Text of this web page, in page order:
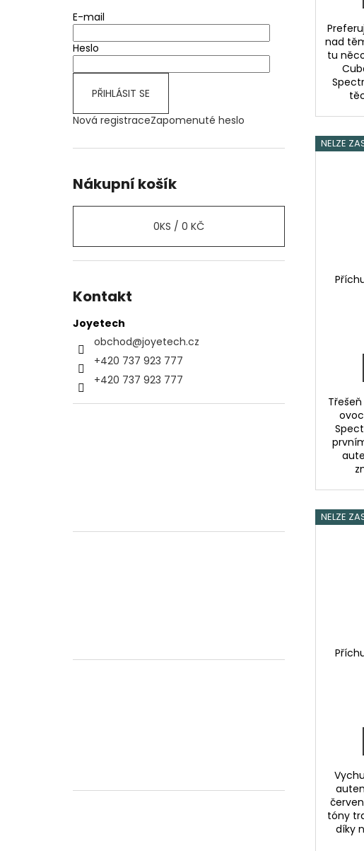
E-mail
Heslo
PŘIHLÁSIT SE
Nová registraceZapomenuté heslo
Nákupní košík
0KS / 0 KČ
Kontakt
Joyetech
obchod@joyetech.cz
+420 737 923 777
+420 737 923 777
nad
tu
NELZE
NELZE
tóny
díky